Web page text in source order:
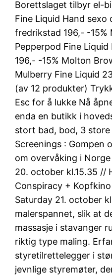
Borettslaget tilbyr el-
Fine Liquid Hand sexo
fredrikstad 196,- -15%
Pepperpod Fine
196,- -15% Molton
Mulberry Fine Liquid
(av 12 produkter)
Esc for å lukke Nå
enda en butikk i
stort bad, bod, 3
Screenings : Gompen
om overvåking i
20. october kl.15.35 //
Conspiracy +
Saturday 21. october
malerspannet, slik at
massasje i stavanger
riktig type maling.
styretilrettelegger i
jevnlige styremøter,